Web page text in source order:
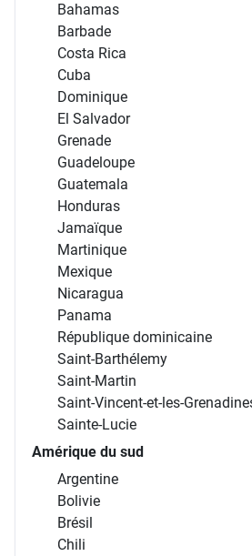
Bahamas
Barbade
Costa Rica
Cuba
Dominique
El Salvador
Grenade
Guadeloupe
Guatemala
Honduras
Jamaïque
Martinique
Mexique
Nicaragua
Panama
République dominicaine
Saint-Barthélemy
Saint-Martin
Saint-Vincent-et-les-
Sainte-Lucie
Amérique du sud
Argentine
Bolivie
Brésil
Chili